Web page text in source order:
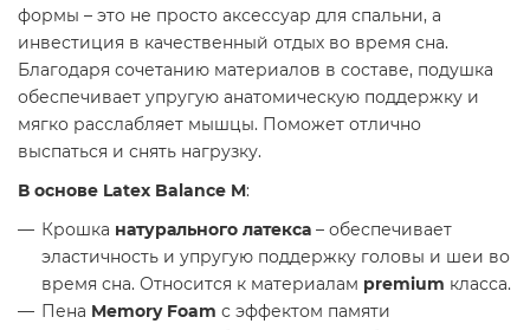
формы – это не просто аксессуар для спальни, а
инвестиция в качественный отдых во время сна.
Благодаря сочетанию материалов в составе, подушка
обеспечивает упругую анатомическую поддержку и
мягко расслабляет мышцы. Поможет отлично
выспаться и снять нагрузку.
В основе Latex Balance M:
Крошка натурального латекса – обеспечивает
эластичность и упругую поддержку головы и шеи во
время сна. Относится к материалам premium класса.
Пена Memory Foam с эффектом памяти